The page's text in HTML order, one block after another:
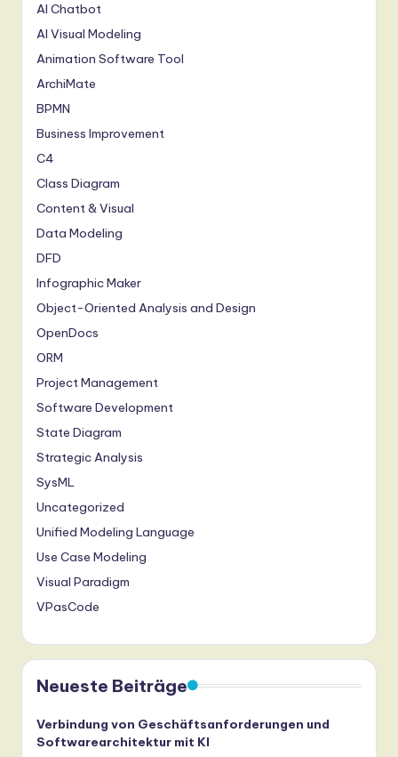
AI Chatbot
AI Visual Modeling
Animation Software Tool
ArchiMate
BPMN
Business Improvement
C4
Class Diagram
Content & Visual
Data Modeling
DFD
Infographic Maker
Object-Oriented Analysis and Design
OpenDocs
ORM
Project Management
Software Development
State Diagram
Strategic Analysis
SysML
Uncategorized
Unified Modeling Language
Use Case Modeling
Visual Paradigm
VPasCode
Neueste Beiträge
Verbindung von Geschäftsanforderungen und
Softwarearchitektur mit KI